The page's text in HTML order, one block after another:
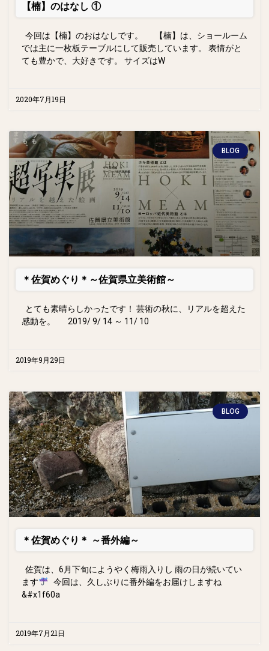
【楠】のはなし ①
今回は【楠】のおはなしです。 【楠】は、ショールーム
では主に一枚板テーブルにして販売しています。 表情がと
ても豊かで、大好きです。 サイズはW
2020年7月19日
BLOG
＊佐賀めぐり＊～佐賀県立美術館～
とても素晴らしかったです！ 芸術の秋に、リアルを超えた
感動を。 2019/ 9/ 14 ～ 11/ 10
2019年9月29日
BLOG
＊佐賀めぐり＊ ～番外編～
佐賀は、6月下旬にようやく梅雨入りし 雨の日が続いてい
ます
今回は、久しぶりに番外編をお届けしますね
&#x1f60a
2019年7月21日